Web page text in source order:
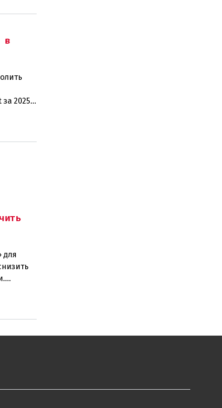
в
2025
для